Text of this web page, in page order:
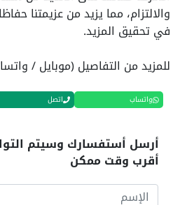
والالتزام، مما يزيد من عزيمتنا
في تحقيق المزيد.
للمزيد من التفاصيل (موبايل / واتساب)
واتساب اتصل
أرسل أستفسارك وسيتم
أقرب وقت ممكن